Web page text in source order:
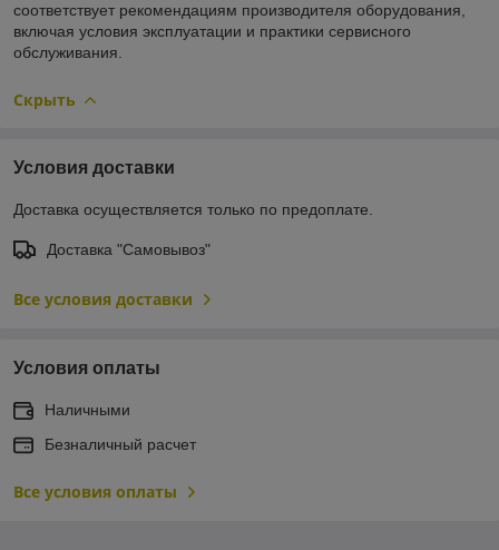
соответствует рекомендациям производителя оборудования,
включая условия эксплуатации и практики сервисного
обслуживания.
Скрыть
Условия доставки
Доставка осуществляется только по предоплате.
Доставка "Самовывоз"
Все условия доставки
Условия оплаты
Наличными
Безналичный расчет
Все условия оплаты